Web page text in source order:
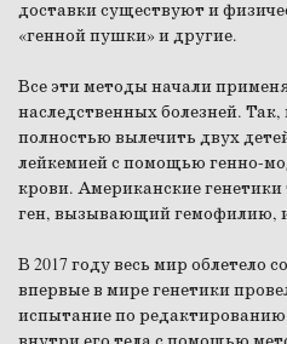
доставки существуют и
«генной пушки» и другие.
Все эти методы начали
наследственных болезней.
полностью вылечить двух
лейкемией с помощью генно-
крови. Американские
ген, вызывающий гемофилию,
В 2017 году весь мир облетело
впервые в мире генетики
испытание по редактированию